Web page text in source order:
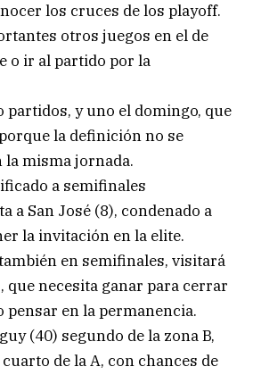
los cruces de los playoff.
otros juegos en el de
o ir al partido por la
partidos, y uno el domingo, que
la definición no se
misma jornada.
a semifinales
a San José (8), condenado a
la invitación en la elite.
en semifinales, visitará
que necesita ganar para cerrar
pensar en la permanencia.
(40) segundo de la zona B,
de la A, con chances de